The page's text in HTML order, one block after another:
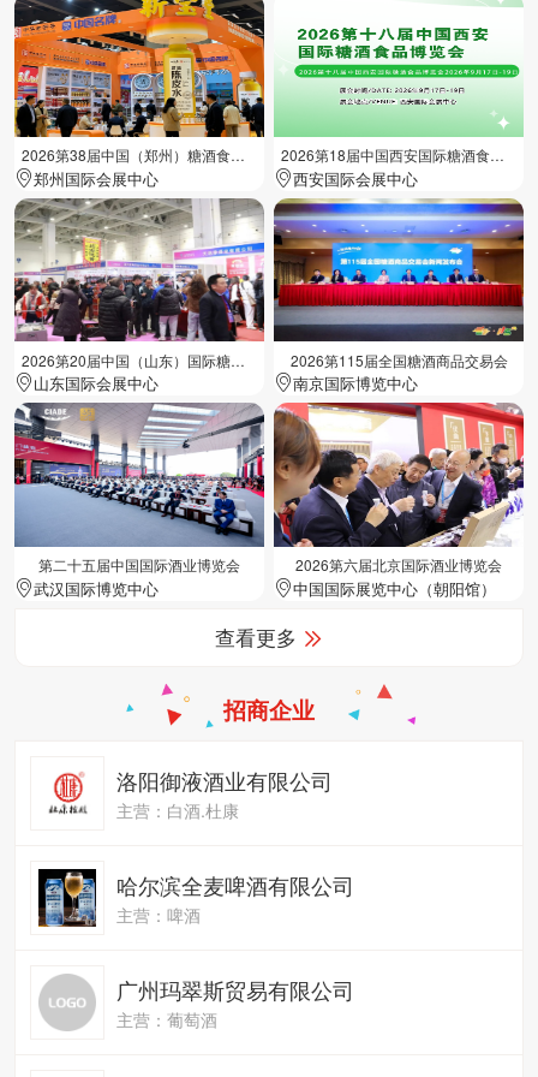
2026第38届中国（郑州）糖酒食品交易会
郑州国际会展中心
2026第18届中国西安国际糖酒食品展览会
西安国际会展中心
2026第20届中国（山东）国际糖酒食品交易会
山东国际会展中心
2026第115届全国糖酒商品交易会
南京国际博览中心
第二十五届中国国际酒业博览会
武汉国际博览中心
2026第六届北京国际酒业博览会
中国国际展览中心（朝阳馆）
查看更多
招商企业
洛阳御液酒业有限公司
主营：白酒.杜康
哈尔滨全麦啤酒有限公司
主营：啤酒
广州玛翠斯贸易有限公司
主营：葡萄酒